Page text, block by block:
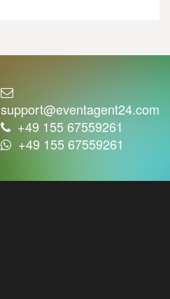
support@eventagent24.com
+49 155 67559261
+49 155 67559261